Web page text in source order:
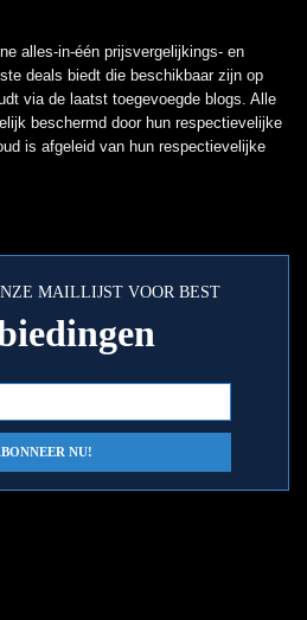
alles-in-één prijsvergelijkings- en
deals biedt die beschikbaar zijn op
via de laatst toegevoegde blogs. Alle
beschermd door hun respectievelijke
is afgeleid van hun respectievelijke
MAILLIJST VOOR BEST